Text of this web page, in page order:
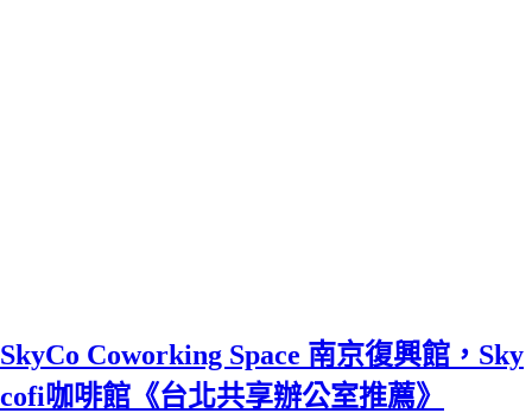
SkyCo Coworking Space 南京復興館，Sky
cofi咖啡館《台北共享辦公室推薦》